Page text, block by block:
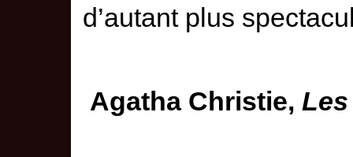
d’autant plus
Agatha Christie, Les